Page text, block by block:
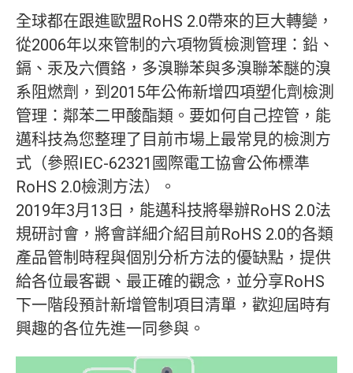
全球都在跟進歐盟RoHS 2.0帶來的巨大轉變，
從2006年以來管制的六項物質檢測管理：鉛、
鎘、汞及六價鉻，多溴聯苯與多溴聯苯醚的溴
系阻燃劑，到2015年公佈新增四項塑化劑檢測
管理：鄰苯二甲酸酯類。要如何自己控管，能
邁科技為您整理了目前市場上最常見的檢測方
式（參照IEC-62321國際電工協會公佈標準
RoHS 2.0檢測方法）。
2019年3月13日，能邁科技將舉辦RoHS 2.0法
規研討會，將會詳細介紹目前RoHS 2.0的各類
產品管制時程與個別分析方法的優缺點，提供
給各位最客觀、最正確的觀念，並分享RoHS
下一階段預計新增管制項目清單，歡迎屆時有
興趣的各位先進一同參與。